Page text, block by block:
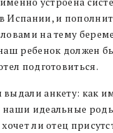
Испании, и
на тему
ребенок должен
подготовиться.
анкету: как
идеальные
ли отец